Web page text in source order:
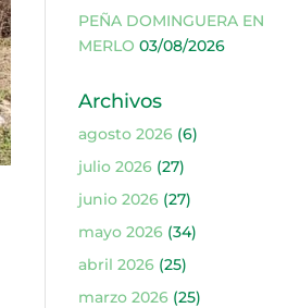
PEÑA DOMINGUERA EN
MERLO 03/08/2026
Archivos
agosto 2026(6)
julio 2026(27)
junio 2026(27)
mayo 2026(34)
abril 2026(25)
marzo 2026(25)